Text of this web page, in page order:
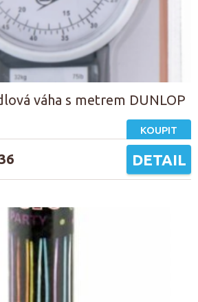
váha s metrem DUNLOP
KOUPIT
DETAIL